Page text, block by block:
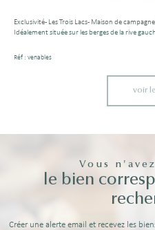
Exclusivité - Les Trois Lacs - Maison de
Idéalement située sur les berges de la rive
Réf : venables
voir
Vous
le bien
Créer une alerte email et recevez les